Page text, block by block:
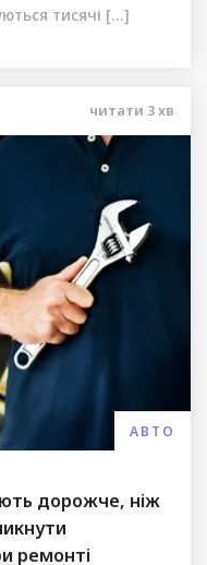
тисячі […]
читати 3хв
АВТО
дорожче, ніж
ремонті